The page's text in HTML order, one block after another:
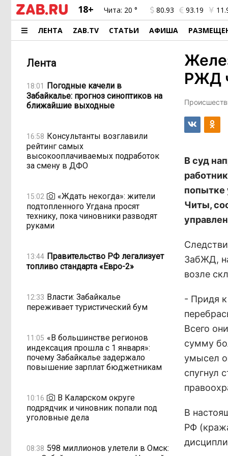
18+ Чита: 20 ° 80.93 93.19
ЛЕНТА ZAB.TV СТАТЬИ АФИША
Лента
18:01 Погодные качели в
Забайкалье: прогноз синоптиков на
ближайшие выходные
16:58 Консультанты возглавили
рейтинг самых
высокооплачиваемых подработок
за смену в ДФО
15:02
«Ждать некогда»: жители
подтопленного Угдана просят
технику, пока чиновники разводят
руками
13:44 Правительство РФ легализует
топливо стандарта «Евро-2»
12:33 Власти: Забайкалье
переживает туристический бум
11:05 «В большинстве регионов
индексация прошла с 1 января»:
почему Забайкалье задержало
повышение зарплат бюджетникам
10:16
В Каларском округе
подрядчик и чиновник попали под
уголовные дела
08:38 598 миллионов улетели в Омск:
РЖД
В суд
попытке
Читы,
ЗабЖД,
возле
- Придя
Всего
сумму
умысел
спугнул
В
РФ